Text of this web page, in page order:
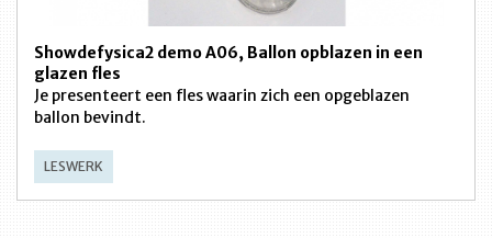
Showdefysica2 demo A06, Ballon opblazen in een
glazen fles
Je presenteert een fles waarin zich een opgeblazen
ballon bevindt.
LESWERK